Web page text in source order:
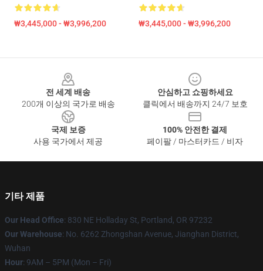
₩3,445,000 - ₩3,996,200 ₩3,445,000 - ₩3,996,200
전 세계 배송
200개 이상의 국가로 배송
안심하고 쇼핑하세요
클릭에서 배송까지 24/7 보호
국제 보증
사용 국가에서 제공
100% 안전한 결제
페이팔 / 마스터카드 / 비자
기타 제품
Our Head Office: 830 NE Holladay St, Portland, OR 97232
Our Warehouse: No. 6262 Zhongshan Avenue, Jianghan District,
Wuhan
Hour: 9AM – 5PM (Mon – Fri)